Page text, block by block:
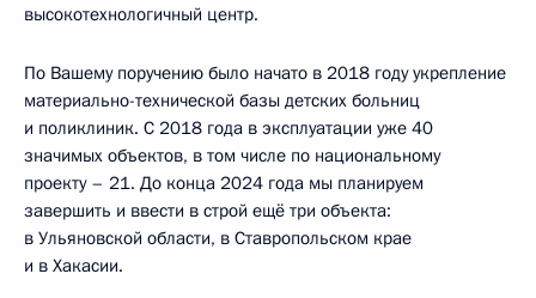
высокотехнологичный центр.
По Вашему поручению было начато в 2018 году укрепление
материально-технической базы детских больниц
и поликлиник. С 2018 года в эксплуатации уже 40
значимых объектов, в том числе по национальному
проекту – 21. До конца 2024 года мы планируем
завершить и ввести в строй ещё три объекта:
в Ульяновской области, в Ставропольском крае
и в Хакасии.